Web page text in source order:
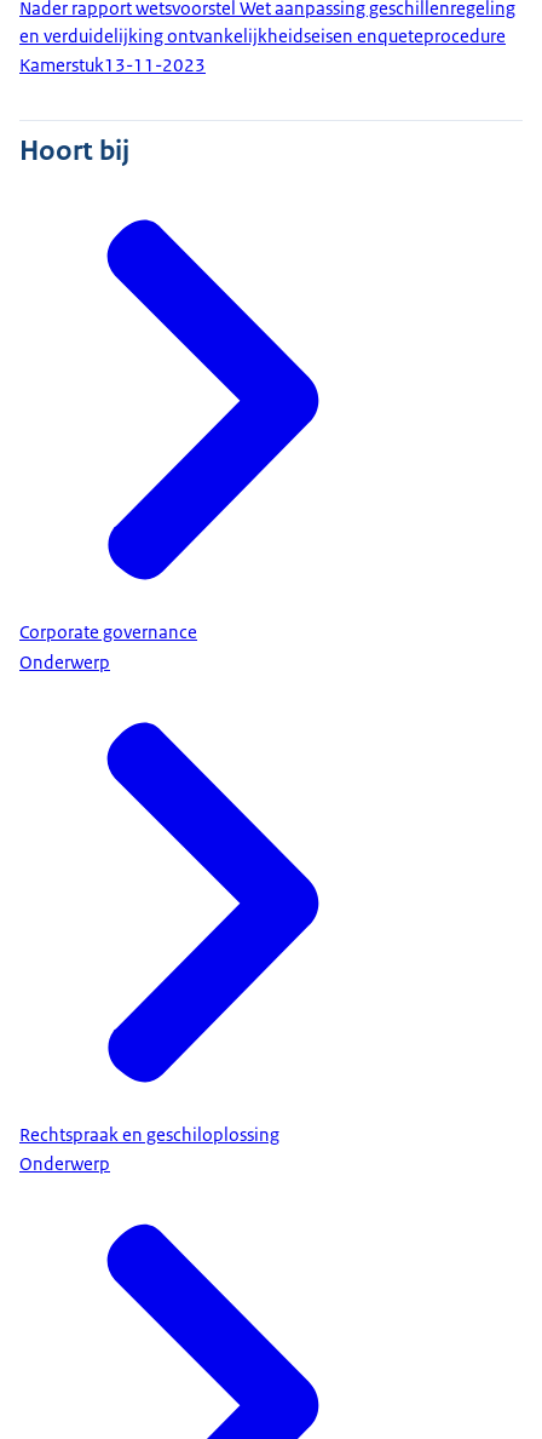
Nader rapport wetsvoorstel Wet aanpassing geschillenregeling
en verduidelijking ontvankelijkheidseisen enqueteprocedure
Kamerstuk13-11-2023
Hoort bij
Corporate governance
Onderwerp
Rechtspraak en geschiloplossing
Onderwerp